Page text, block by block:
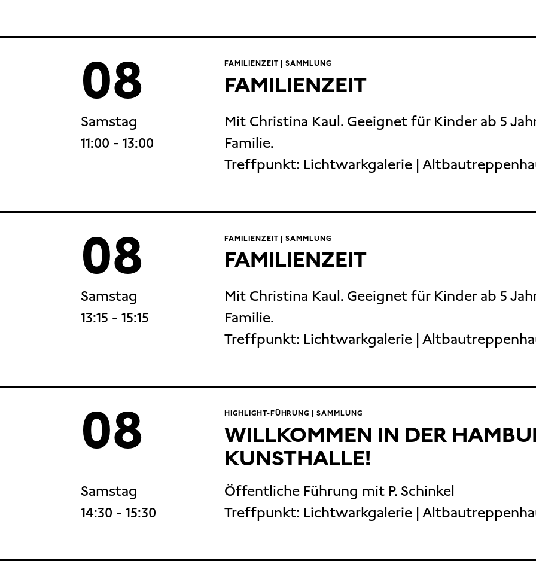
08
Samstag
11:00 - 13:00
FAMILIENZEIT | SAMMLUNG
FAMILIENZEIT
Mit Christina Kaul. Geeignet für Kinder ab 5
Familie.
Treffpunkt: Lichtwarkgalerie |
08
Samstag
13:15 - 15:15
FAMILIENZEIT | SAMMLUNG
FAMILIENZEIT
Mit Christina Kaul. Geeignet für Kinder ab 5
Familie.
Treffpunkt: Lichtwarkgalerie |
08
Samstag
14:30 - 15:30
HIGHLIGHT-FÜHRUNG | SAMMLUNG
WILLKOMMEN IN DER
KUNSTHALLE!
Öffentliche Führung mit P. Schinkel
Treffpunkt: Lichtwarkgalerie |